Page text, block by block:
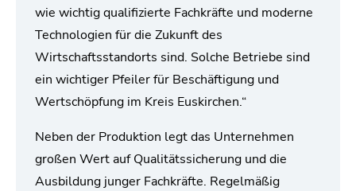
wie wichtig qualifizierte Fachkräfte und moderne
Technologien für die Zukunft des
Wirtschaftsstandorts sind. Solche Betriebe sind
ein wichtiger Pfeiler für Beschäftigung und
Wertschöpfung im Kreis Euskirchen.“
Neben der Produktion legt das Unternehmen
großen Wert auf Qualitätssicherung und die
Ausbildung junger Fachkräfte. Regelmäßig